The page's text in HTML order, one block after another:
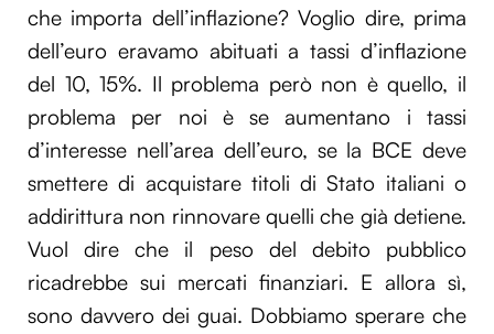
che importa dell’inflazione? Voglio dire, prima
dell’euro eravamo abituati a tassi d’inflazione
del 10, 15%. Il problema però non è quello, il
problema per noi è se aumentano i tassi
d’interesse nell’area dell’euro, se la BCE deve
smettere di acquistare titoli di Stato italiani o
addirittura non rinnovare quelli che già detiene.
Vuol dire che il peso del debito pubblico
ricadrebbe sui mercati finanziari. E allora sì,
sono davvero dei guai. Dobbiamo sperare che